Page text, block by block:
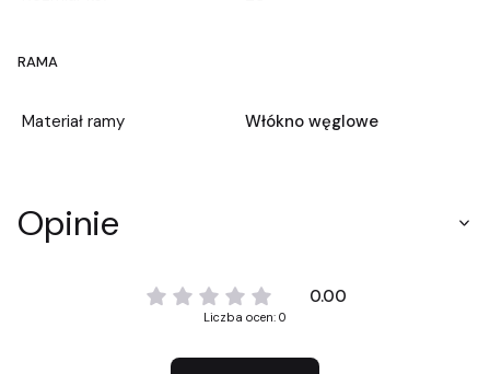
RAMA
Materiał ramy Włókno węglowe
Opinie
0.00
Liczba ocen: 0